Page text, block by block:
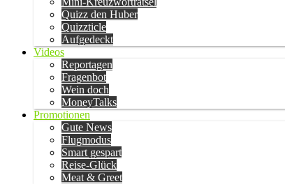
Quizz den Huber
Quizzticle
Aufgedeckt
Videos
Reportagen
Fragenbot
Wein doch
MoneyTalks
Promotionen
Gute News
Flugmodus
Smart gespart
Reise-Glück
Meat & Greet